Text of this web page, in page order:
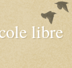
libre